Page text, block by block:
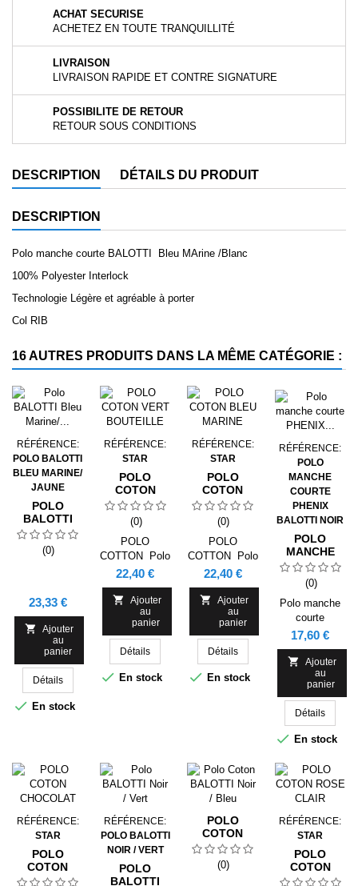
ACHAT SECURISE
ACHETEZ EN TOUTE TRANQUILLITÉ
LIVRAISON
LIVRAISON RAPIDE ET CONTRE SIGNATURE
POSSIBILITE DE RETOUR
RETOUR SOUS CONDITIONS
DESCRIPTION DÉTAILS DU PRODUIT
DESCRIPTION
Polo manche courte BALOTTI Bleu MArine /Blanc
100% Polyester Interlock
Technologie Légère et agréable à porter
Col RIB
16 AUTRES PRODUITS DANS LA MÊME CATÉGORIE :
RÉFÉRENCE:
POLO BALOTTI
BLEU MARINE/
JAUNE
POLO
BALOTTI
BLEU
MARINE/
JAUNE
(0)
Prix
23,33 €

Ajouter
au
panier
Détails
 En stock
RÉFÉRENCE:
STAR
POLO
COTON
VERT
BOUTEILLE
(0)
POLO
COTTON Polo
manches
de propreté
renforcée au
cou. Col et
bord de
manches en
côte 1x1.
Coutures
ouvertures
latérales.
Prix
22,40 €

Ajouter
au
panier
Détails
 En stock
RÉFÉRENCE:
STAR
POLO
COTON
BLEU
MARINE
(0)
POLO
COTTON Polo
manches
de propreté
renforcée au
cou. Col et
bord de
manches en
côte 1x1.
Coutures
ouvertures
latérales.
Prix
22,40 €

Ajouter
au
panier
Détails
 En stock
RÉFÉRENCE:
POLO
MANCHE
COURTE
PHENIX
BALOTTI NOIR
POLO
MANCHE
COURTE
PHENIX
BALOTTI
BLEU
MARINE
(0)
Polo manche
courte
BALOTTI
Polyester
Interlock Col
RIB
Prix
17,60 €

Ajouter
au
panier
Détails
 En stock
RÉFÉRENCE:
STAR
POLO
COTON
CHOCOLAT
RÉFÉRENCE:
POLO BALOTTI
NOIR / VERT
POLO
BALOTTI
POLO
COTON
BALOTTI
NOIR / BLEU
(0)
RÉFÉRENCE:
STAR
POLO
COTON
ROSE CLAIR